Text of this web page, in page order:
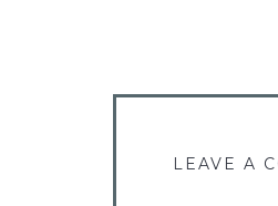
LEAVE A